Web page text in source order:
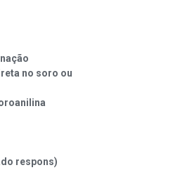
no soro ou
respons)